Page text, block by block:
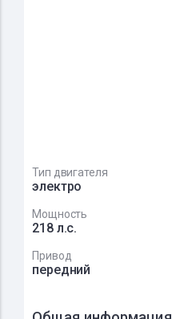
Тип двигателя
электро
Мощность
218 л.с.
Привод
передний